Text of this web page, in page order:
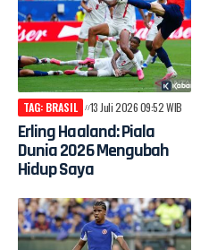
TAG: BRASIL 13 Juli 2026 09:52 WIB
Erling Haaland: Piala
Dunia 2026 Mengubah
Hidup Saya